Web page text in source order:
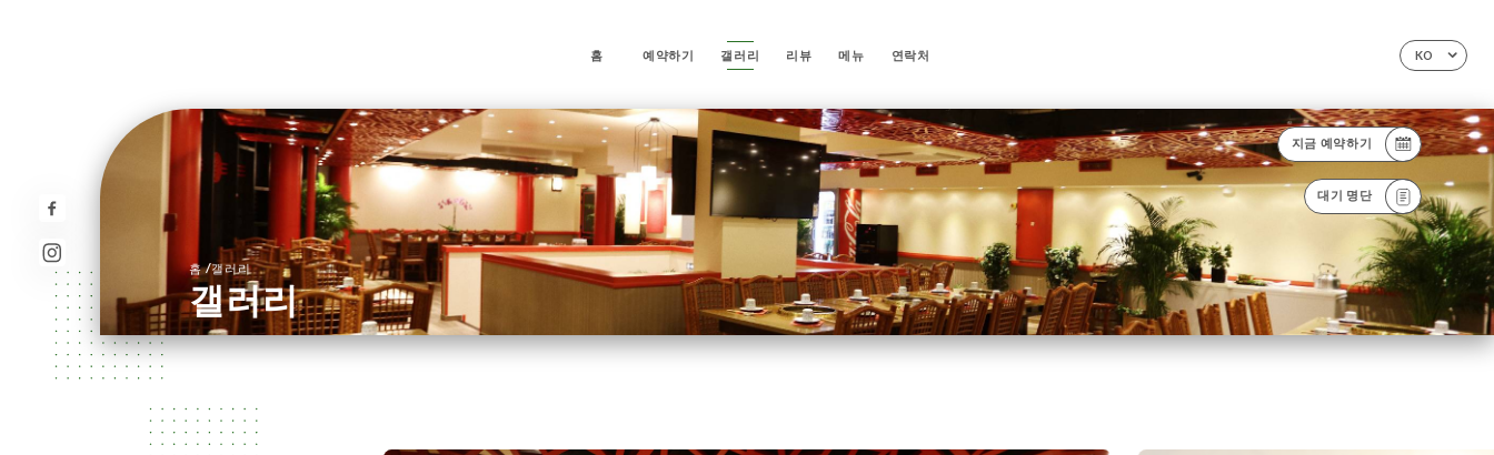
KO
홈 예약하기 갤러리 리뷰 메뉴 연락처
지금 예약하기
대기 명단
홈/갤러리
갤러리